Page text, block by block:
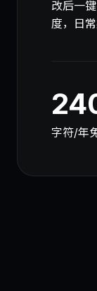
改后一
度，日
字符/年